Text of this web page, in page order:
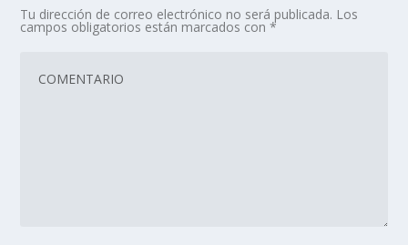
Tu dirección de correo electrónico no será publicada. Los
campos obligatorios están marcados con*